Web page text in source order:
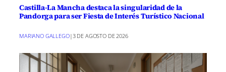
Castilla-La Mancha destaca la singularidad de la
Pandorga para ser Fiesta de Interés Turístico Nacional
MARIANO GALLEGO|3 DE AGOSTO DE 2026